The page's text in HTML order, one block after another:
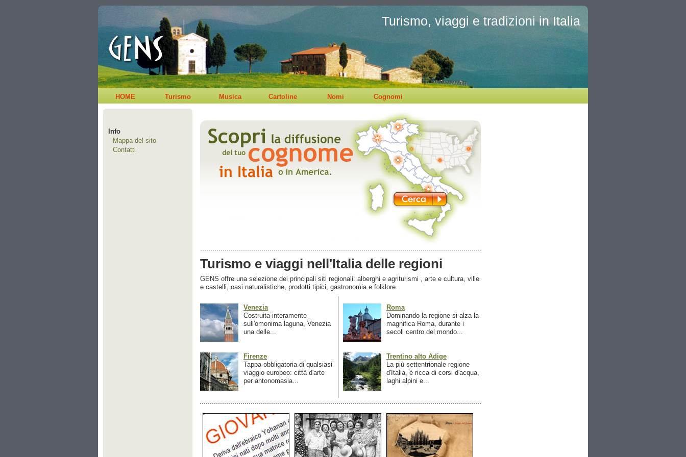
Turismo, viaggi e tradizioni in Italia
HOME Turismo Musica Cartoline Nomi Cognomi
Info
Mappa del sito
Contatti
Turismo e viaggi nell'Italia delle regioni
GENS offre una selezione dei principali siti regionali: alberghi e agriturismi , arte e cultura, ville
e castelli, oasi naturalistiche, prodotti tipici, gastronomia e folklore.
Venezia
Costruita interamente
sull'omonima laguna, Venezia
una delle...
Firenze
Tappa obbligatoria di qualsiasi
viaggio europeo: città d'arte
per antonomasia...
Roma
Dominando la regione si alza la
magnifica Roma, durante i
secoli centro del mondo...
Trentino alto Adige
La più settentrionale regione
d'Italia, é ricca di corsi d'acqua,
laghi alpini e...